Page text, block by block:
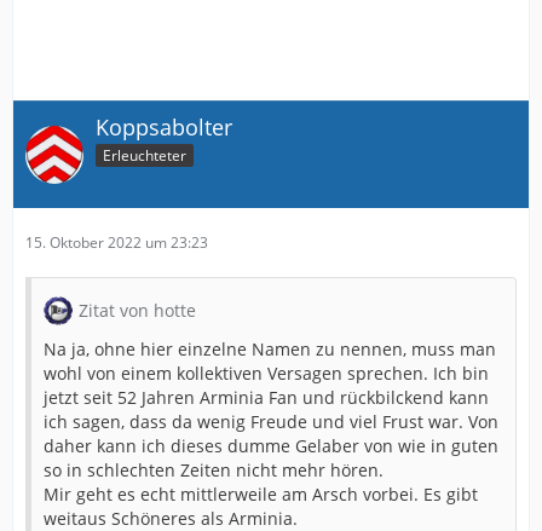
Koppsabolter
Erleuchteter
15. Oktober 2022 um 23:23
Zitat von hotte
Na ja, ohne hier einzelne Namen zu nennen, muss man
wohl von einem kollektiven Versagen sprechen. Ich bin
jetzt seit 52 Jahren Arminia Fan und rückbilckend kann
ich sagen, dass da wenig Freude und viel Frust war. Von
daher kann ich dieses dumme Gelaber von wie in guten
so in schlechten Zeiten nicht mehr hören.
Mir geht es echt mittlerweile am Arsch vorbei. Es gibt
weitaus Schöneres als Arminia.